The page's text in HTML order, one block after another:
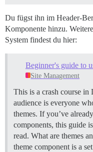
Du fügst ihn im Header-
Komponente hinzu.
System findest du hier:
Beginner's guide to
Site Management
This is a crash course in
audience is everyone
themes. If you’ve
components, this guide
read. What are themes
theme component is a